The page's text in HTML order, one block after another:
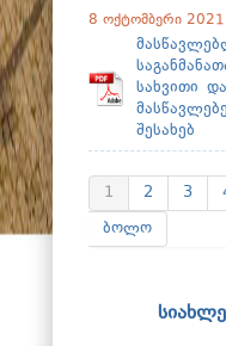
8 ოქტომბერი
სახვითი
შესახებ
1 2 3
ბოლო